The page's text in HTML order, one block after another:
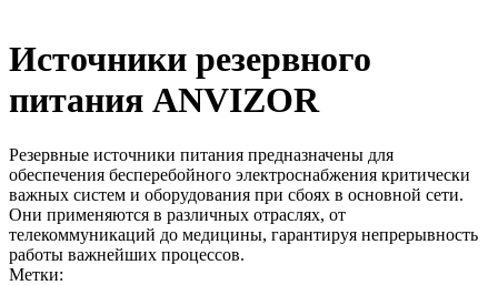
Источники резервного
питания ANVIZOR
Резервные источники питания предназначены для
обеспечения бесперебойного электроснабжения критически
важных систем и оборудования при сбоях в основной сети.
Они применяются в различных отраслях, от
телекоммуникаций до медицины, гарантируя непрерывность
работы важнейших процессов.
Метки: